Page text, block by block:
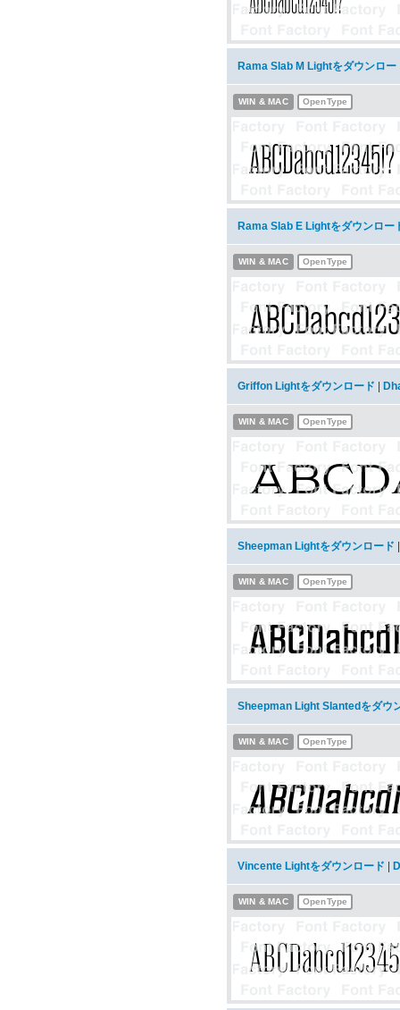
Rama Slab M Lightをダウンロー
WIN & MAC OpenType
Rama Slab E Lightをダウンロー
WIN & MAC OpenType
Griffon Lightをダウンロード
WIN & MAC OpenType
Sheepman Lightをダウンロード
WIN & MAC OpenType
Sheepman Light Slantedをダウ
WIN & MAC OpenType
Vincente Lightをダウンロード
WIN & MAC OpenType